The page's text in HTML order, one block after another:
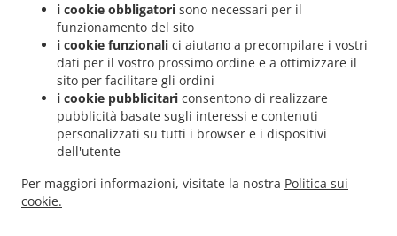
i cookie obbligatori sono necessari per il
funzionamento del sito
i cookie funzionali ci aiutano a precompilare i vostri
dati per il vostro prossimo ordine e a ottimizzare il
sito per facilitare gli ordini
i cookie pubblicitari consentono di realizzare
pubblicità basate sugli interessi e contenuti
personalizzati su tutti i browser e i dispositivi
dell'utente
Per maggiori informazioni, visitate la nostra Politica sui
cookie.
cibo Maspalomas Meloneras . Italiana Consegna del cibo Maspalomas San Agustín
Italiana Consegna del cibo Maspalomas Costa Meloneras
Maspalomas Playa del Águila . Italiana Consegna del cibo Maspalomas Sonnenland
Italiana Consegna del cibo Maspalomas . Italiana Consegna del cibo El Tablero
Italiana Consegna del cibo Lomo Gordo . Italiana Consegna del cibo Montaña la Data
Italiana Consegna del cibo El Salobre . Italiana Consegna del cibo Pasito Blanco
Italiana Consegna del cibo Montaña Blanca
. Italiana Consegna del cibo Mogán
Italiana Consegna del cibo Santa Lucía de Tirajana
. Italiana Consegna del cibo
Arteara . Italiana Consegna del cibo Ayagaures
. .